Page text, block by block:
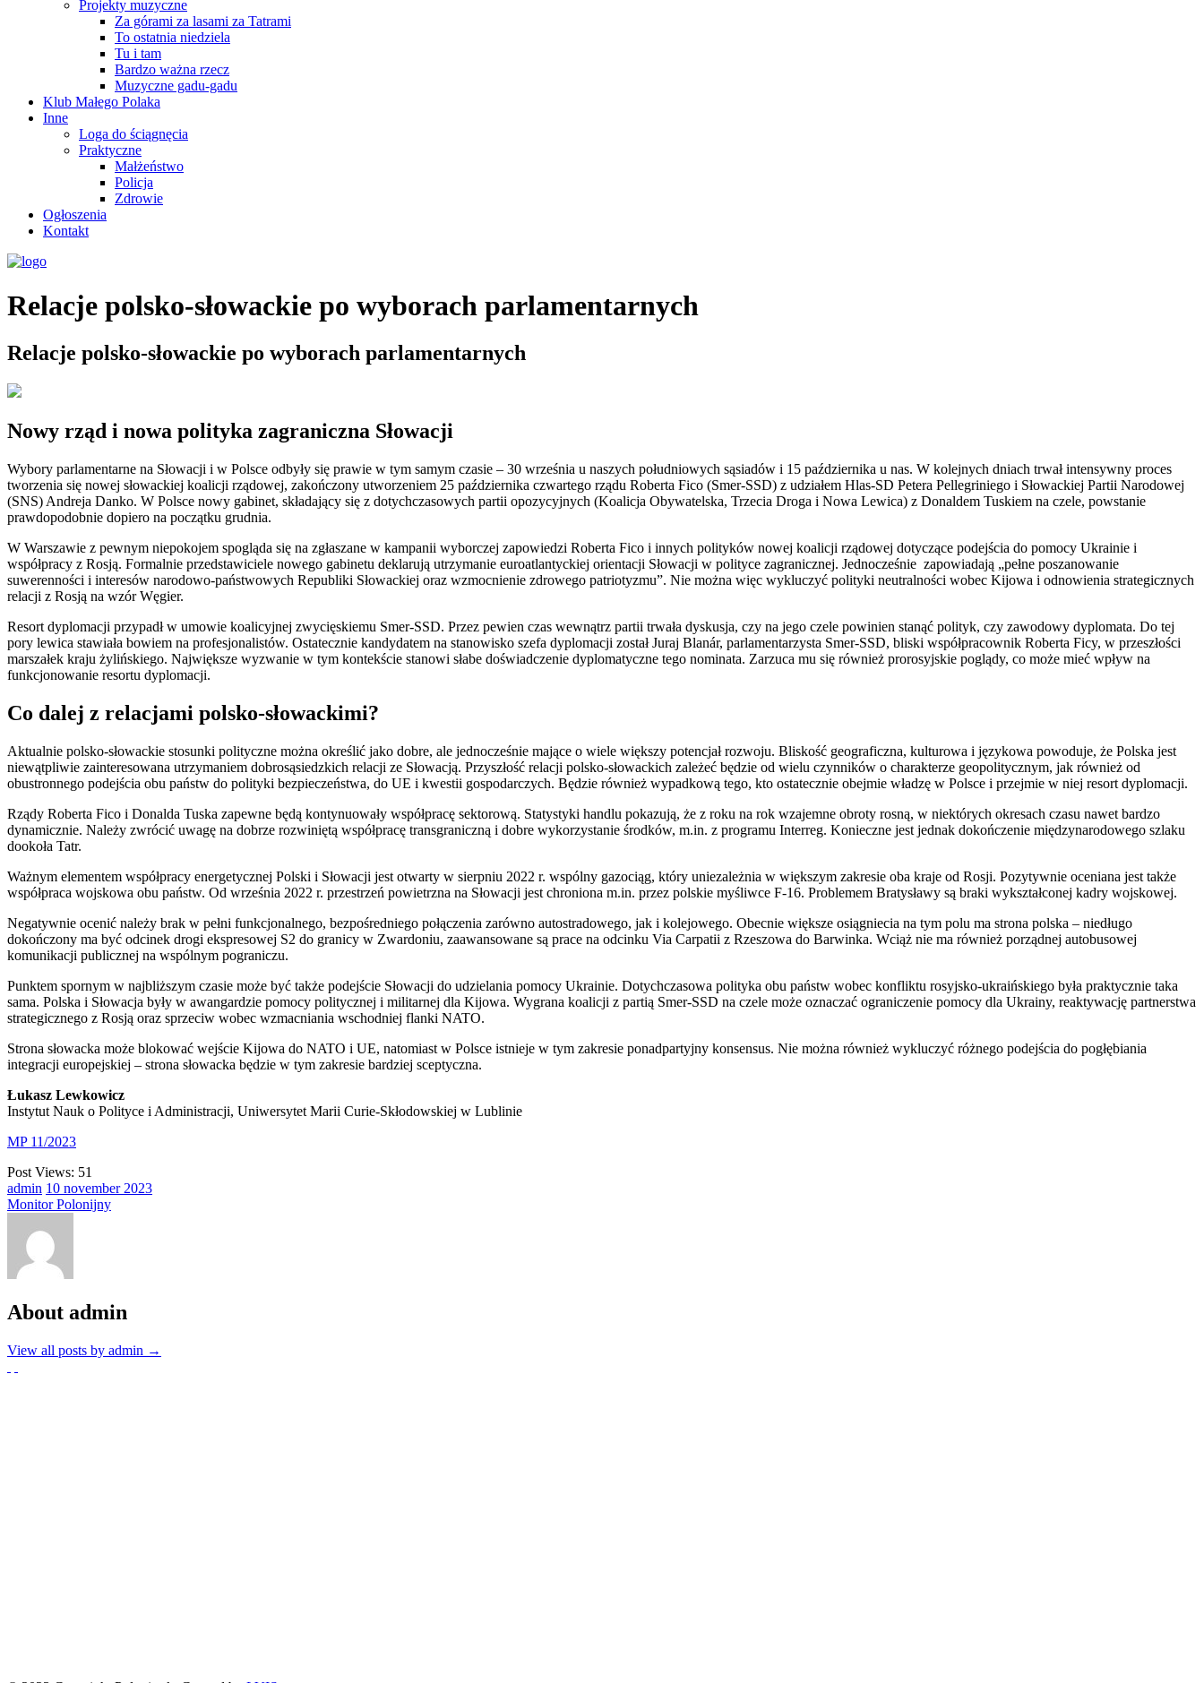
Projekty muzyczne
Za górami za lasami za Tatrami
To ostatnia niedziela
Tu i tam
Bardzo ważna rzecz
Muzyczne gadu-gadu
Klub Małego Polaka
Inne
Loga do ściągnęcia
Praktyczne
Małżeństwo
Policja
Zdrowie
Ogłoszenia
Kontakt
Relacje polsko-słowackie po wyborach parlamentarnych
Relacje polsko-słowackie po wyborach parlamentarnych
Nowy rząd i nowa polityka zagraniczna Słowacji
Wybory parlamentarne na Słowacji i w Polsce odbyły się prawie w tym samym czasie – 30 września u naszych południowych sąsiadów i 15 października u nas. W kolejnych dniach trwał intensywny proces
tworzenia się nowej słowackiej koalicji rządowej, zakończony utworzeniem 25 października czwartego rządu Roberta Fico (Smer-SSD) z udziałem Hlas-SD Petera Pellegriniego i Słowackiej Partii Narodowej
(SNS) Andreja Danko. W Polsce nowy gabinet, składający się z dotychczasowych partii opozycyjnych (Koalicja Obywatelska, Trzecia Droga i Nowa Lewica) z Donaldem Tuskiem na czele, powstanie
prawdopodobnie dopiero na początku grudnia.
W Warszawie z pewnym niepokojem spogląda się na zgłaszane w kampanii wyborczej zapowiedzi Roberta Fico i innych polityków nowej koalicji rządowej dotyczące podejścia do pomocy Ukrainie i
współpracy z Rosją. Formalnie przedstawiciele nowego gabinetu deklarują utrzymanie euroatlantyckiej orientacji Słowacji w polityce zagranicznej. Jednocześnie zapowiadają „pełne poszanowanie
suwerenności i interesów narodowo-państwowych Republiki Słowackiej oraz wzmocnienie zdrowego patriotyzmu”. Nie można więc wykluczyć polityki neutralności wobec Kijowa i odnowienia strategicznych
relacji z Rosją na wzór Węgier.
Resort dyplomacji przypadł w umowie koalicyjnej zwycięskiemu Smer-SSD. Przez pewien czas wewnątrz partii trwała dyskusja, czy na jego czele powinien stanąć polityk, czy zawodowy dyplomata. Do tej
pory lewica stawiała bowiem na profesjonalistów. Ostatecznie kandydatem na stanowisko szefa dyplomacji został Juraj Blanár, parlamentarzysta Smer-SSD, bliski współpracownik Roberta Ficy, w przeszłości
marszałek kraju żylińskiego. Największe wyzwanie w tym kontekście stanowi słabe doświadczenie dyplomatyczne tego nominata. Zarzuca mu się również prorosyjskie poglądy, co może mieć wpływ na
funkcjonowanie resortu dyplomacji.
Co dalej z relacjami polsko-słowackimi?
Aktualnie polsko-słowackie stosunki polityczne można określić jako dobre, ale jednocześnie mające o wiele większy potencjał rozwoju. Bliskość geograficzna, kulturowa i językowa powoduje, że Polska jest
niewątpliwie zainteresowana utrzymaniem dobrosąsiedzkich relacji ze Słowacją. Przyszłość relacji polsko-słowackich zależeć będzie od wielu czynników o charakterze geopolitycznym, jak również od
obustronnego podejścia obu państw do polityki bezpieczeństwa, do UE i kwestii gospodarczych. Będzie również wypadkową tego, kto ostatecznie obejmie władzę w Polsce i przejmie w niej resort dyplomacji.
Rządy Roberta Fico i Donalda Tuska zapewne będą kontynuowały współpracę sektorową. Statystyki handlu pokazują, że z roku na rok wzajemne obroty rosną, w niektórych okresach czasu nawet bardzo
dynamicznie. Należy zwrócić uwagę na dobrze rozwiniętą współpracę transgraniczną i dobre wykorzystanie środków, m.in. z programu Interreg. Konieczne jest jednak dokończenie międzynarodowego szlaku
dookoła Tatr.
Ważnym elementem współpracy energetycznej Polski i Słowacji jest otwarty w sierpniu 2022 r. wspólny gazociąg, który uniezależnia w większym zakresie oba kraje od Rosji. Pozytywnie oceniana jest także
współpraca wojskowa obu państw. Od września 2022 r. przestrzeń powietrzna na Słowacji jest chroniona m.in. przez polskie myśliwce F-16. Problemem Bratysławy są braki wykształconej kadry wojskowej.
Negatywnie ocenić należy brak w pełni funkcjonalnego, bezpośredniego połączenia zarówno autostradowego, jak i kolejowego. Obecnie większe osiągniecia na tym polu ma strona polska – niedługo
dokończony ma być odcinek drogi ekspresowej S2 do granicy w Zwardoniu, zaawansowane są prace na odcinku Via Carpatii z Rzeszowa do Barwinka. Wciąż nie ma również porządnej autobusowej
komunikacji publicznej na wspólnym pograniczu.
Punktem spornym w najbliższym czasie może być także podejście Słowacji do udzielania pomocy Ukrainie. Dotychczasowa polityka obu państw wobec konfliktu rosyjsko-ukraińskiego była praktycznie taka
sama. Polska i Słowacja były w awangardzie pomocy politycznej i militarnej dla Kijowa. Wygrana koalicji z partią Smer-SSD na czele może oznaczać ograniczenie pomocy dla Ukrainy, reaktywację partnerstwa
strategicznego z Rosją oraz sprzeciw wobec wzmacniania wschodniej flanki NATO.
Strona słowacka może blokować wejście Kijowa do NATO i UE, natomiast w Polsce istnieje w tym zakresie ponadpartyjny konsensus. Nie można również wykluczyć różnego podejścia do pogłębiania
integracji europejskiej – strona słowacka będzie w tym zakresie bardziej sceptyczna.
Łukasz Lewkowicz
Instytut Nauk o Polityce i Administracji, Uniwersytet Marii Curie-Skłodowskiej w Lublinie
MP 11/2023
Post Views: 51
admin 10 november 2023
Monitor Polonijny
About admin
View all posts by admin →